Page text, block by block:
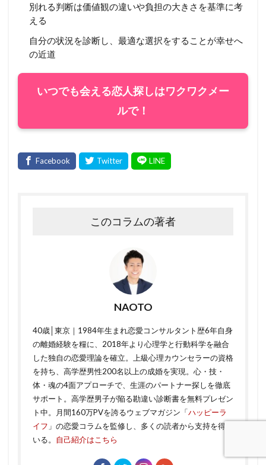
別れる判断は価値観の違いや負担の大きさを基準に考
える
自分の状況を診断し、最適な選択をすることが幸せへ
の近道
いつでも会える恋人探しはワクワクメー
ルで！
このコラムの著者
NAOTO
40歳│東京｜1984年生まれ恋愛コンサルタント歴6年自身
の離婚経験を糧に、2018年より心理学と行動科学を融合
した独自の恋愛理論を確立。上級心理カウンセラーの資格
を持ち、高学歴男性200名以上の成婚を実現。心・技・
体・魂の4面アプローチで、生涯のパートナー探しを徹底
サポート。高学歴男子が陥る勘違い診断書を無料プレゼン
ト中。月間160万PVを誇るウェブマガジン「ハッピーラ
イフ 」の恋愛コラムを監修し、多くの読者から支持を得て
いる。 自己紹介はこちら